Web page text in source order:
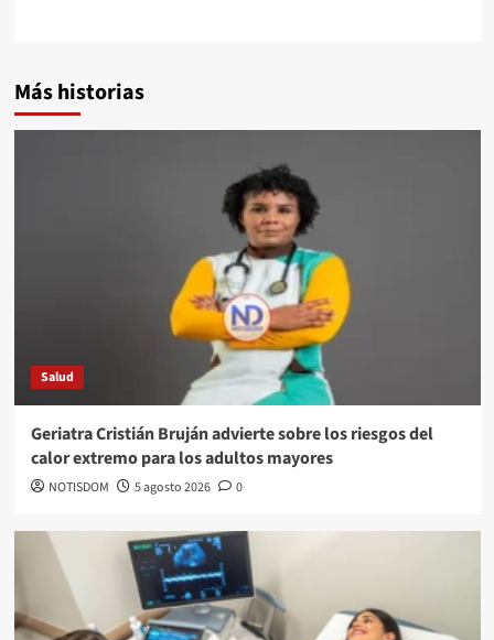
Más historias
Salud
Geriatra Cristián Bruján advierte sobre los riesgos del
calor extremo para los adultos mayores
NOTISDOM 5 agosto 2026 0